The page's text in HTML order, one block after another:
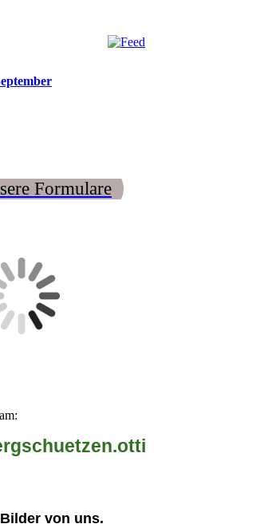
Formulare
von uns.